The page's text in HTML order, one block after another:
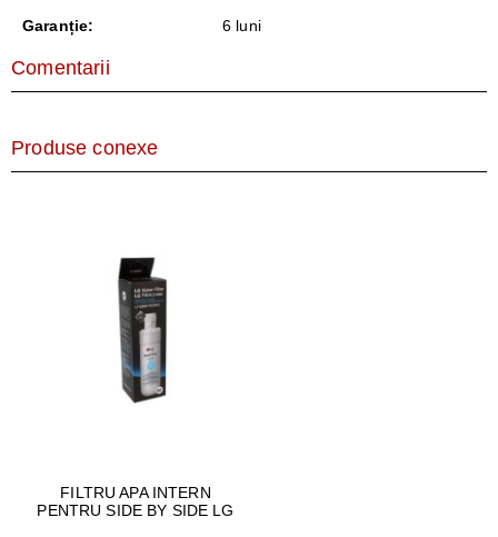
Garanție: 6 luni
Comentarii
Produse conexe
FILTRU APA INTERN
PENTRU SIDE BY SIDE LG